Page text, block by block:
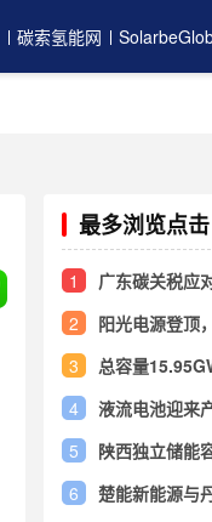
碳索氢能网
最多浏览点击
1
广东碳关税应
2
阳光电源登顶
3
总容量
4
液流电池迎来
5
陕西独立储能
6
楚能新能源与